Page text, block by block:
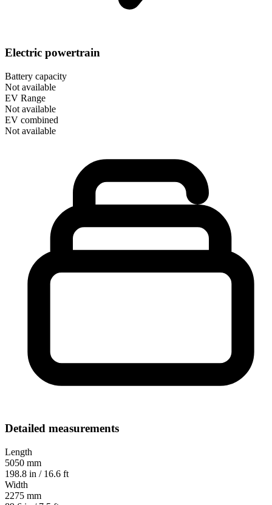
Electric powertrain
Battery capacity
Not available
EV Range
Not available
EV combined
Not available
Detailed measurements
Length
5050 mm
198.8 in / 16.6 ft
Width
2275 mm